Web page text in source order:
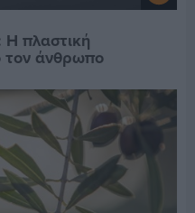
πλαστική
τον άνθρωπο